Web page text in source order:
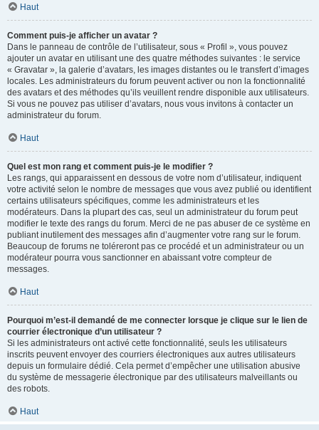
Haut
Comment puis-je afficher un avatar ?
Dans le panneau de contrôle de l’utilisateur, sous « Profil », vous pouvez
ajouter un avatar en utilisant une des quatre méthodes suivantes : le service
« Gravatar », la galerie d’avatars, les images distantes ou le transfert d’images
locales. Les administrateurs du forum peuvent activer ou non la fonctionnalité
des avatars et des méthodes qu’ils veuillent rendre disponible aux utilisateurs.
Si vous ne pouvez pas utiliser d’avatars, nous vous invitons à contacter un
administrateur du forum.
Haut
Quel est mon rang et comment puis-je le modifier ?
Les rangs, qui apparaissent en dessous de votre nom d’utilisateur, indiquent
votre activité selon le nombre de messages que vous avez publié ou identifient
certains utilisateurs spécifiques, comme les administrateurs et les
modérateurs. Dans la plupart des cas, seul un administrateur du forum peut
modifier le texte des rangs du forum. Merci de ne pas abuser de ce système en
publiant inutilement des messages afin d’augmenter votre rang sur le forum.
Beaucoup de forums ne toléreront pas ce procédé et un administrateur ou un
modérateur pourra vous sanctionner en abaissant votre compteur de
messages.
Haut
Pourquoi m’est-il demandé de me connecter lorsque je clique sur le lien de
courrier électronique d’un utilisateur ?
Si les administrateurs ont activé cette fonctionnalité, seuls les utilisateurs
inscrits peuvent envoyer des courriers électroniques aux autres utilisateurs
depuis un formulaire dédié. Cela permet d’empêcher une utilisation abusive
du système de messagerie électronique par des utilisateurs malveillants ou
des robots.
Haut